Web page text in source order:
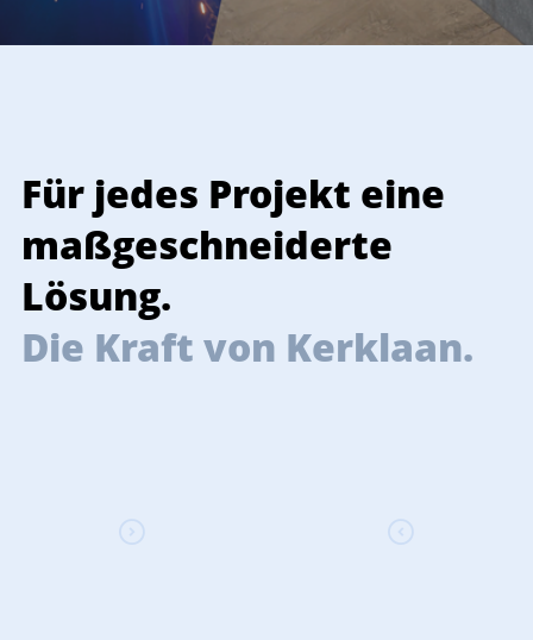
Für jedes Projekt eine
maßgeschneiderte
Lösung.
Die Kraft von Kerklaan.